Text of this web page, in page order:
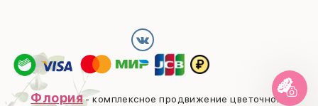
Флория- комплексное продвижение цветочного